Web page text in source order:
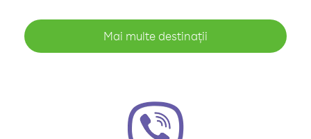
Mai multe destinații